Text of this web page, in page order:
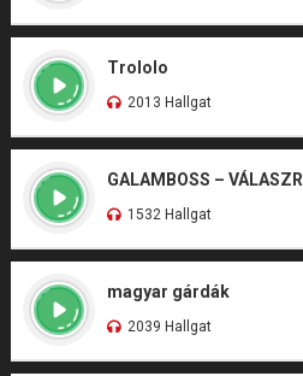
Trololo
2013 Hallgat
GALAMBOSS –
1532 Hallgat
magyar gárdák
2039 Hallgat